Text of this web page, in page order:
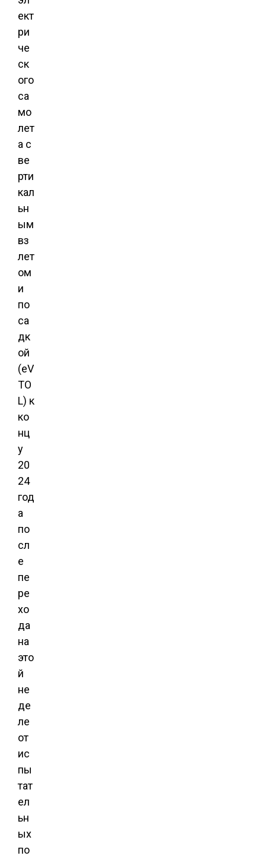
ект
ри
че
ск
ого
са
мо
лет
а с
ве
рти
кал
ьн
ым
вз
лет
ом
и
по
са
дк
ой
(eV
TO
L) к
ко
нц
у
20
24
год
а
по
сл
е
пе
ре
хо
да
на
это
й
не
де
ле
от
ис
пы
тат
ел
ьн
ых
по